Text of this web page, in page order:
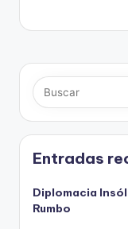
Entradas
Diplomacia
Rumbo